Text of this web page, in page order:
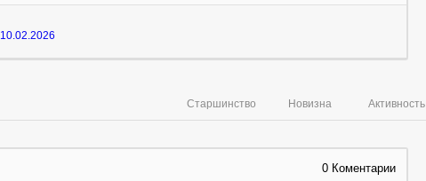
10.02.2026
Активность
Новизна
Старшинство
0 Коментарии